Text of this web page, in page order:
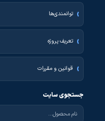
توانمندی‌ها
تعریف پروژه
قوانین و مقررات
جستجوی سایت